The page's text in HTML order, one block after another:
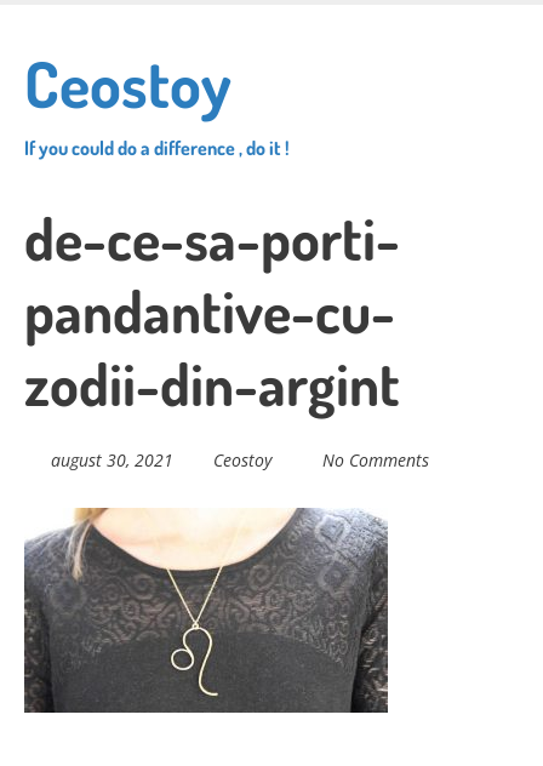
main
content
Ceostoy
If you could do a difference , do it !
de-ce-sa-porti-
pandantive-cu-
zodii-din-argint
august 30, 2021 Ceostoy No Comments